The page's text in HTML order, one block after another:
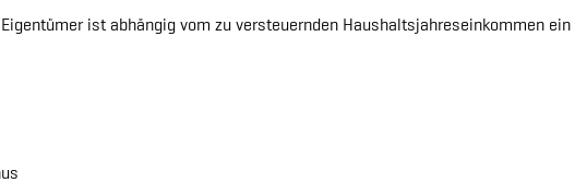
ist abhängig vom zu versteuernden Haushaltsjahreseinkommen